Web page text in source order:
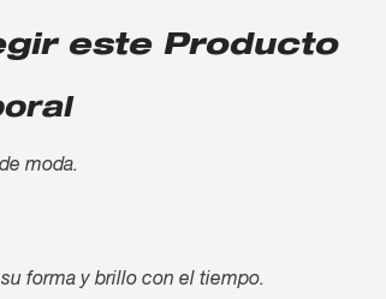
este Producto
moda.
forma y brillo con el tiempo.